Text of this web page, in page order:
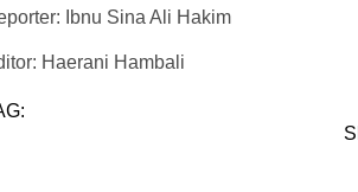
Ibnu Sina Ali Hakim
Haerani Hambali